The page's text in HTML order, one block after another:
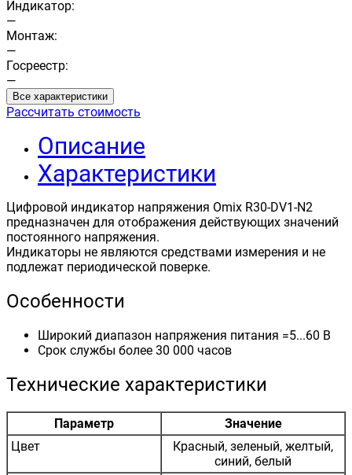
Индикатор:
—
Монтаж:
—
Госреестр:
—
Все характеристики
Рассчитать стоимость
Описание
Характеристики
Цифровой индикатор напряжения Omix R30-DV1-N2
предназначен для отображения действующих значений
постоянного напряжения.
Индикаторы не являются средствами измерения и не
подлежат периодической поверке.
Особенности
Широкий диапазон напряжения питания =5...60 В
Срок службы более 30 000 часов
Технические характеристики
Параметр
Значение
Цвет
Красный, зеленый, желтый,
синий, белый